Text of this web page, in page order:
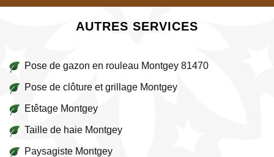
AUTRES SERVICES
Pose de gazon en rouleau Montgey 81470
Pose de clôture et grillage Montgey
Etêtage Montgey
Taille de haie Montgey
Paysagiste Montgey